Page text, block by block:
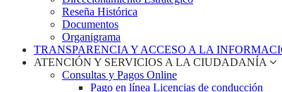
Reseña Histórica
Documentos
Organigrama
TRANSPARENCIA Y ACCESO A LA
ATENCIÓN Y SERVICIOS A LA CIUDADANÍA
Consultas y Pagos Online
Pago en línea Licencias de conducción